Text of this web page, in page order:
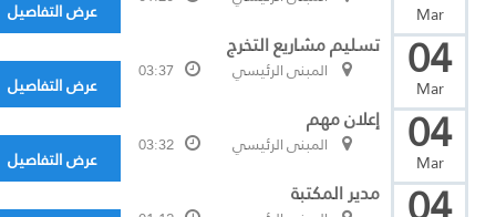
Mar عرض التفاصيل
04
Mar
تسليم مشاريع التخرج
المبنى الرئيسي 03:37
عرض التفاصيل
04
Mar
إعلان مهم
المبنى الرئيسي 03:32
عرض التفاصيل
مدير المكتبة